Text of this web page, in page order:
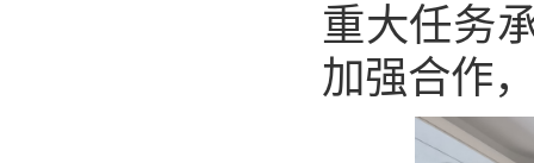
重大任务
加强合作